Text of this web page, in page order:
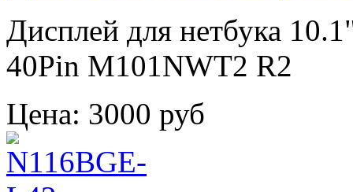
Дисплей для нетбука
40Pin M101NWT2 R2
Цена: 3000 руб